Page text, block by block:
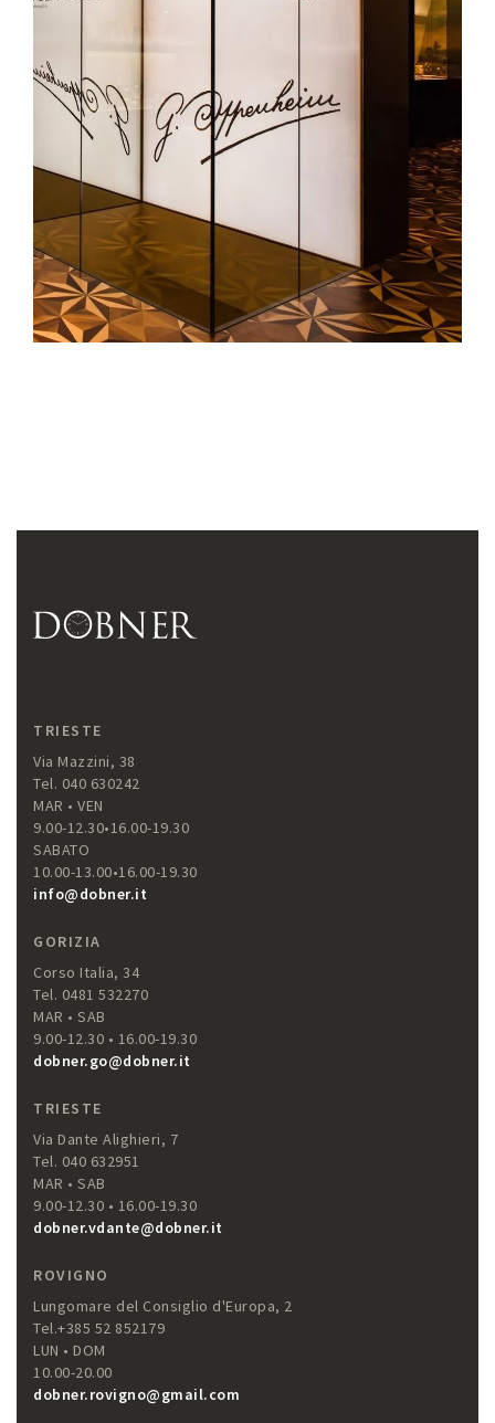
TRIESTE
Via Mazzini, 38
Tel. 040 630242
MAR • VEN
9.00-12.30•16.00-19.30
SABATO
10.00-13.00•16.00-19.30
info@dobner.it
GORIZIA
Corso Italia, 34
Tel. 0481 532270
MAR • SAB
9.00-12.30 • 16.00-19.30
dobner.go@dobner.it
TRIESTE
Via Dante Alighieri, 7
Tel. 040 632951
MAR • SAB
9.00-12.30 • 16.00-19.30
dobner.vdante@dobner.it
ROVIGNO
Lungomare del Consiglio d'Europa, 2
Tel.+385 52 852179
LUN • DOM
10.00-20.00
dobner.rovigno@gmail.com